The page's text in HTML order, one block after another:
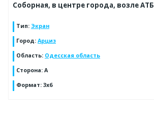
Соборная, в центре города, возле АТБ
Тип: Экран
Город: Арциз
Область: Одесская область
Сторона: А
Формат: 3х6